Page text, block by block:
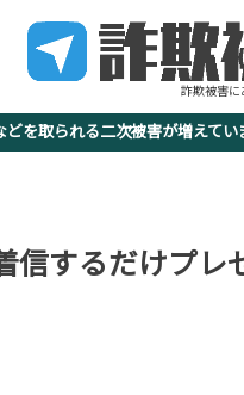
詐欺被害に
どを取られる二次被害が増
信するだけプレ